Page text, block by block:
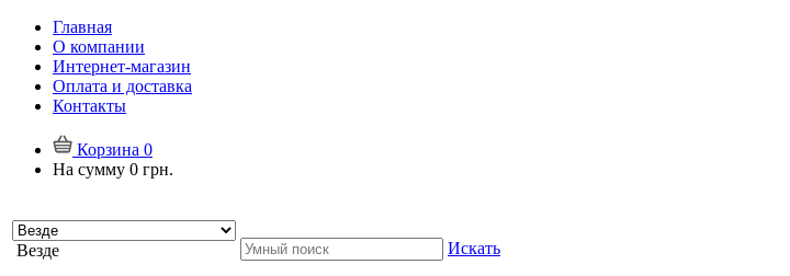
Главная
О компании
Интернет-магазин
Оплата и доставка
Контакты
Корзина 0
На сумму 0 грн.
Везде Искать